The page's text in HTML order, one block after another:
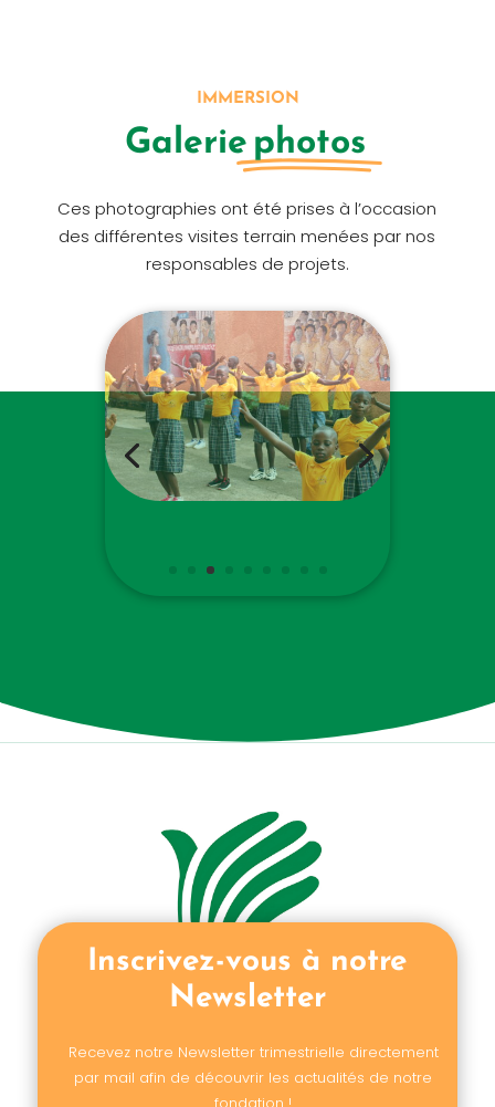
IMMERSION
Galerie photos
Ces photographies ont été prises à l’occasion
des différentes visites terrain menées par nos
responsables de projets.
Inscrivez-vous à notre
Newsletter
Recevez notre Newsletter trimestrielle directement
par mail afin de découvrir les actualités de notre
fondation !
Nom